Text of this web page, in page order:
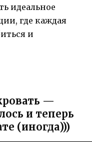
идеальное
где каждая
и
—
и теперь
(иногда)))